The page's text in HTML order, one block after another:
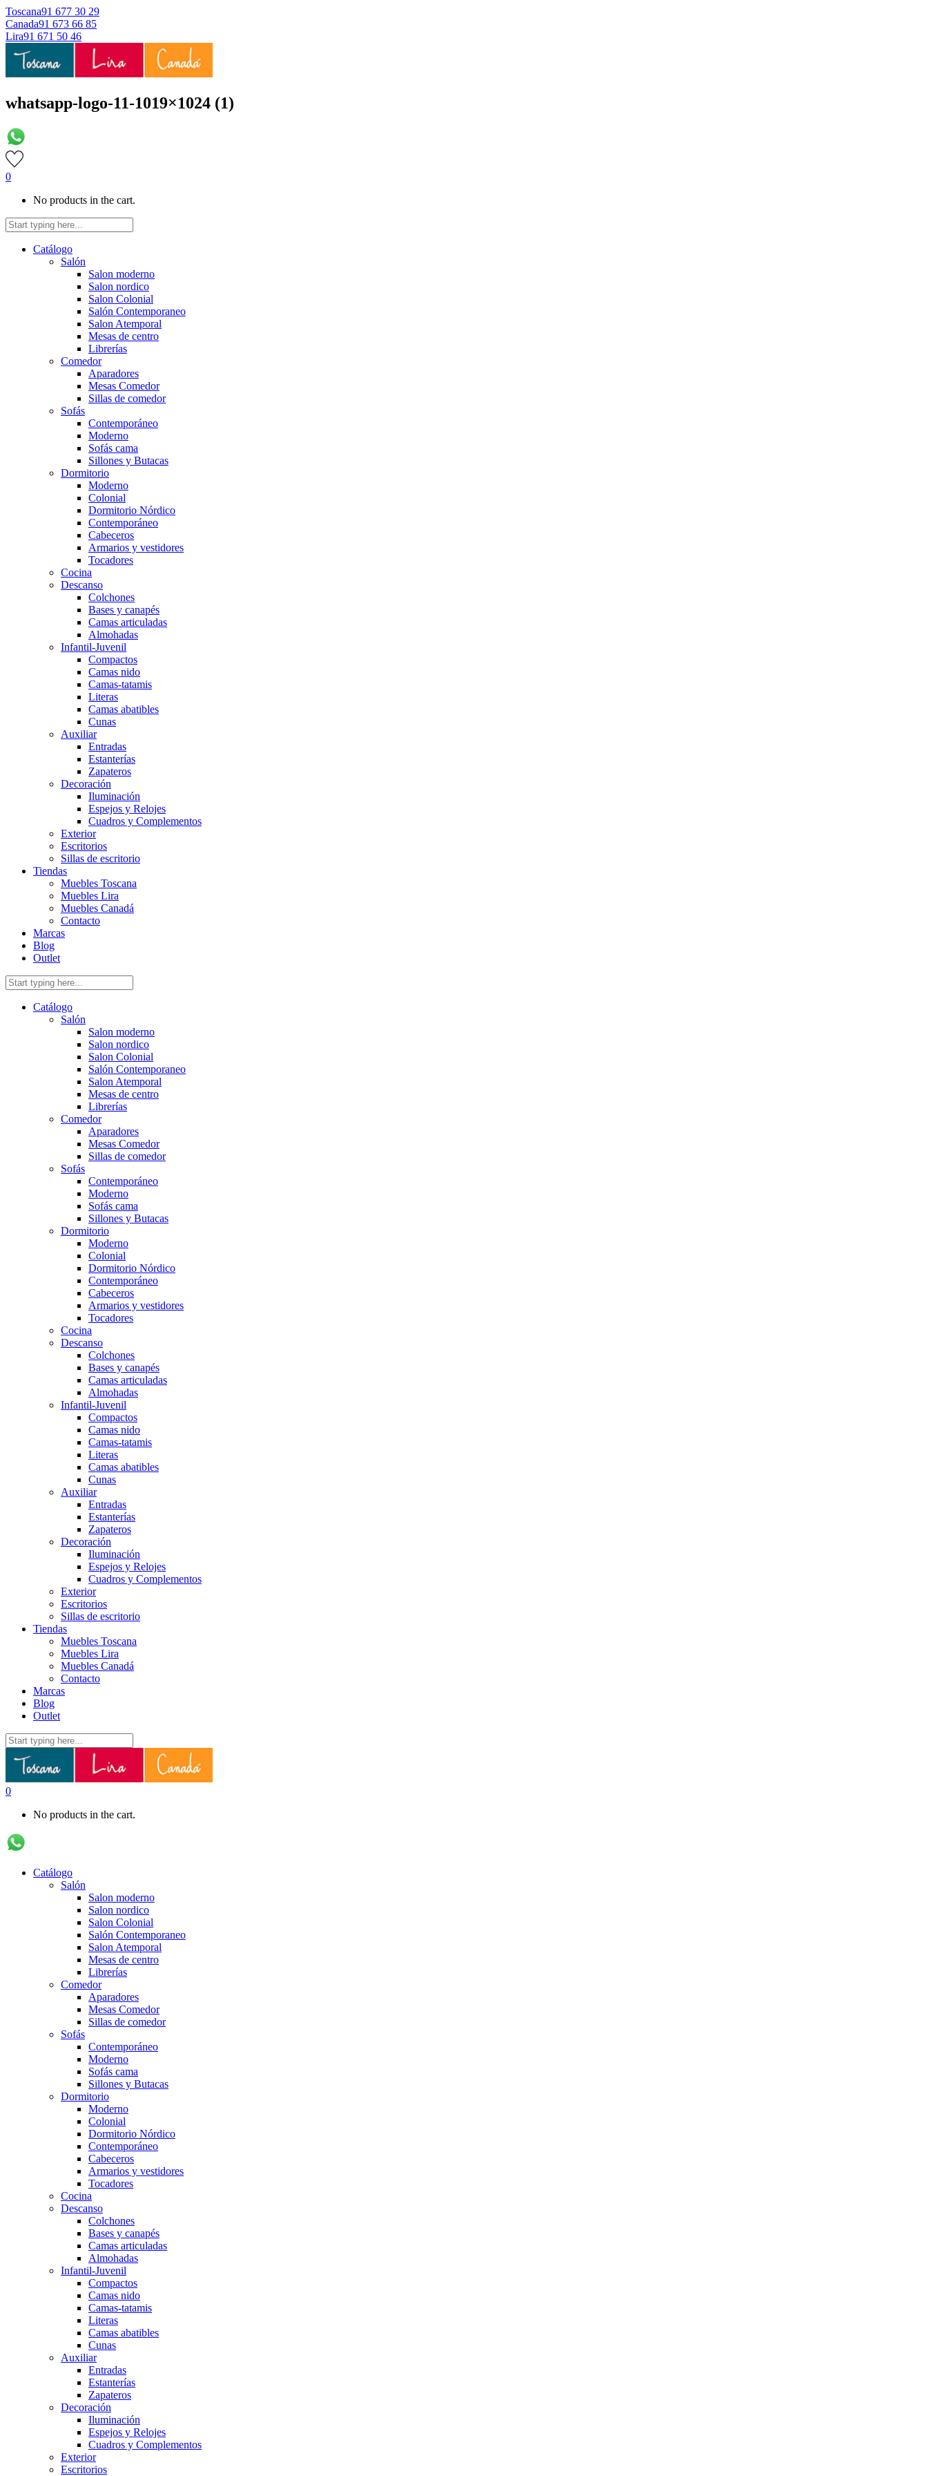
Toscana91 677 30 29
Canada91 673 66 85
Lira91 671 50 46
whatsapp-logo-11-1019×1024 (1)
0
No products in the cart.
Catálogo
Salón
Salon moderno
Salon nordico
Salon Colonial
Salón Contemporaneo
Salon Atemporal
Mesas de centro
Librerías
Comedor
Aparadores
Mesas Comedor
Sillas de comedor
Sofás
Contemporáneo
Moderno
Sofás cama
Sillones y Butacas
Dormitorio
Moderno
Colonial
Dormitorio Nórdico
Contemporáneo
Cabeceros
Armarios y vestidores
Tocadores
Cocina
Descanso
Colchones
Bases y canapés
Camas articuladas
Almohadas
Infantil-Juvenil
Compactos
Camas nido
Camas-tatamis
Literas
Camas abatibles
Cunas
Auxiliar
Entradas
Estanterías
Zapateros
Decoración
Iluminación
Espejos y Relojes
Cuadros y Complementos
Exterior
Escritorios
Sillas de escritorio
Tiendas
Muebles Toscana
Muebles Lira
Muebles Canadá
Contacto
Marcas
Blog
Outlet
Catálogo
Salón
Salon moderno
Salon nordico
Salon Colonial
Salón Contemporaneo
Salon Atemporal
Mesas de centro
Librerías
Comedor
Aparadores
Mesas Comedor
Sillas de comedor
Sofás
Contemporáneo
Moderno
Sofás cama
Sillones y Butacas
Dormitorio
Moderno
Colonial
Dormitorio Nórdico
Contemporáneo
Cabeceros
Armarios y vestidores
Tocadores
Cocina
Descanso
Colchones
Bases y canapés
Camas articuladas
Almohadas
Infantil-Juvenil
Compactos
Camas nido
Camas-tatamis
Literas
Camas abatibles
Cunas
Auxiliar
Entradas
Estanterías
Zapateros
Decoración
Iluminación
Espejos y Relojes
Cuadros y Complementos
Exterior
Escritorios
Sillas de escritorio
Tiendas
Muebles Toscana
Muebles Lira
Muebles Canadá
Contacto
Marcas
Blog
Outlet
0
No products in the cart.
Catálogo
Salón
Salon moderno
Salon nordico
Salon Colonial
Salón Contemporaneo
Salon Atemporal
Mesas de centro
Librerías
Comedor
Aparadores
Mesas Comedor
Sillas de comedor
Sofás
Contemporáneo
Moderno
Sofás cama
Sillones y Butacas
Dormitorio
Moderno
Colonial
Dormitorio Nórdico
Contemporáneo
Cabeceros
Armarios y vestidores
Tocadores
Cocina
Descanso
Colchones
Bases y canapés
Camas articuladas
Almohadas
Infantil-Juvenil
Compactos
Camas nido
Camas-tatamis
Literas
Camas abatibles
Cunas
Auxiliar
Entradas
Estanterías
Zapateros
Decoración
Iluminación
Espejos y Relojes
Cuadros y Complementos
Exterior
Escritorios